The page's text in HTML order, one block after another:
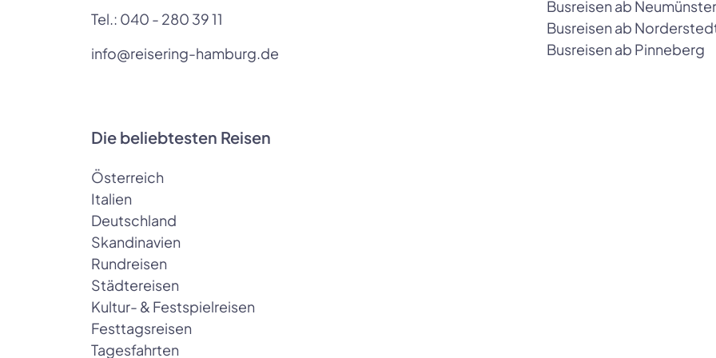
Tel.: 040 - 280 39 11
info@reisering-hamburg.de
Die beliebtesten Reisen
Österreich
Italien
Deutschland
Skandinavien
Rundreisen
Städtereisen
Kultur- & Festspielreisen
Festtagsreisen
Tagesfahrten
Busreisen ab Neumünster
Busreisen ab
Busreisen ab Pinneberg